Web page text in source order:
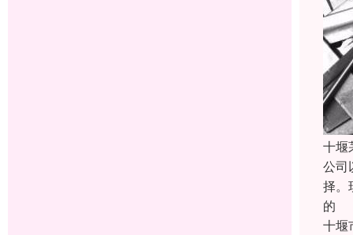
十堰
公司
择。
的
十堰